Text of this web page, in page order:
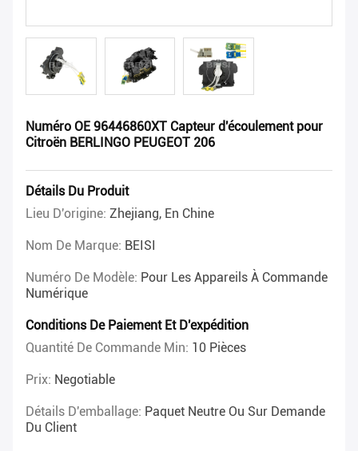
Numéro OE 96446860XT Capteur d'écoulement pour
Citroën BERLINGO PEUGEOT 206
Détails Du Produit
Lieu D'origine: Zhejiang, En Chine
Nom De Marque: BEISI
Numéro De Modèle: Pour Les Appareils À Commande
Numérique
Conditions De Paiement Et D'expédition
Quantité De Commande Min: 10 Pièces
Prix: Negotiable
Détails D'emballage: Paquet Neutre Ou Sur Demande
Du Client